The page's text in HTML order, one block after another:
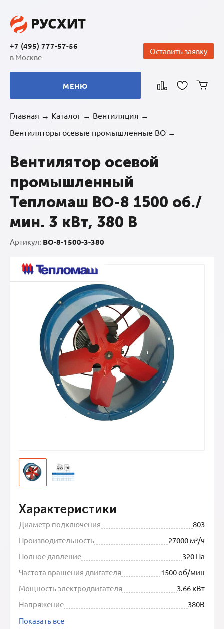
+7 (495) 777-57-56
в Москве
Оставить заявку
МЕНЮ
Главная → Каталог → Вентиляция →
Вентиляторы осевые промышленные ВО →
Вентилятор осевой
промышленный
Тепломаш ВО-8 1500 об./
мин. 3 кВт, 380 В
Артикул: ВО-8-1500-3-380
Характеристики
Диаметр подключения
803
Производительность
27000 м³/ч
Полное давление
320 Па
Частота вращения двигателя
1500 об/мин
Мощность электродвигателя
3.66 кВт
Напряжение
380В
Показать все